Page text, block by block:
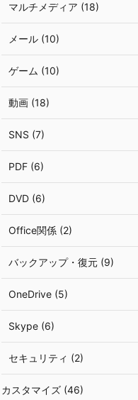
マルチメディア (18)
メール (10)
ゲーム (10)
動画 (18)
SNS (7)
PDF (6)
DVD (6)
Office関係 (2)
バックアップ・復元 (9)
OneDrive (5)
Skype (6)
セキュリティ (2)
カスタマイズ (46)